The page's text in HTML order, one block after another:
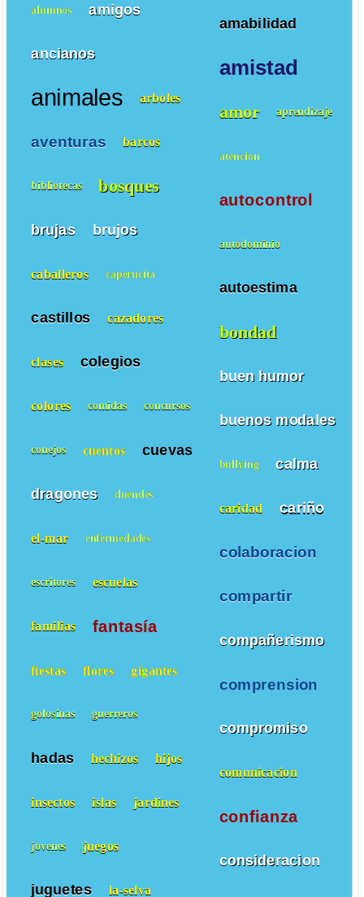
amabilidad
amistad
amor aprendizaje
atencion
autocontrol
autodominio
autoestima
bondad
buen humor
buenos modales
bullying calma
caridad cariño
colaboracion
compartir
compañerismo
comprension
compromiso
comunicacion
confianza
consideracion
alumnos amigos
ancianos
animales arboles
aventuras barcos
bibliotecas bosques
brujas brujos
caballeros caperucita
castillos cazadores
clases colegios
colores comidas concursos
conejos cuentos cuevas
dragones duendes
el-mar enfermedades
escritores escuelas
familias fantasía
fiestas flores gigantes
golosinas guerreros
hadas hechizos hijos
insectos islas jardines
jovenes juegos
juguetes la-selva